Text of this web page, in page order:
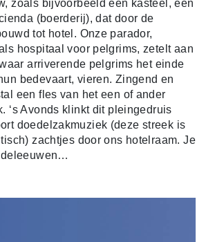
zoals bijvoorbeeld een kasteel, een
(boerderij), dat door de
tot hotel. Onze parador,
hospitaal voor pelgrims, zetelt aan
arriverende pelgrims het einde
bedevaart, vieren. Zingend en
een fles van het een of ander
‘s Avonds klinkt dit pleingedruis
doedelzakmuziek (deze streek is
zachtjes door ons hotelraam. Je